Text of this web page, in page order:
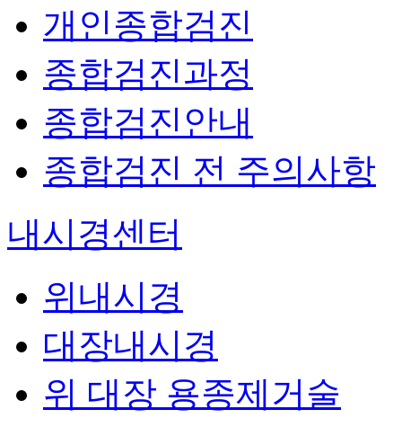
개인종합검진
종합검진과정
종합검진안내
종합검진 전 주의사항
내시경센터
위내시경
대장내시경
위 대장 용종제거술